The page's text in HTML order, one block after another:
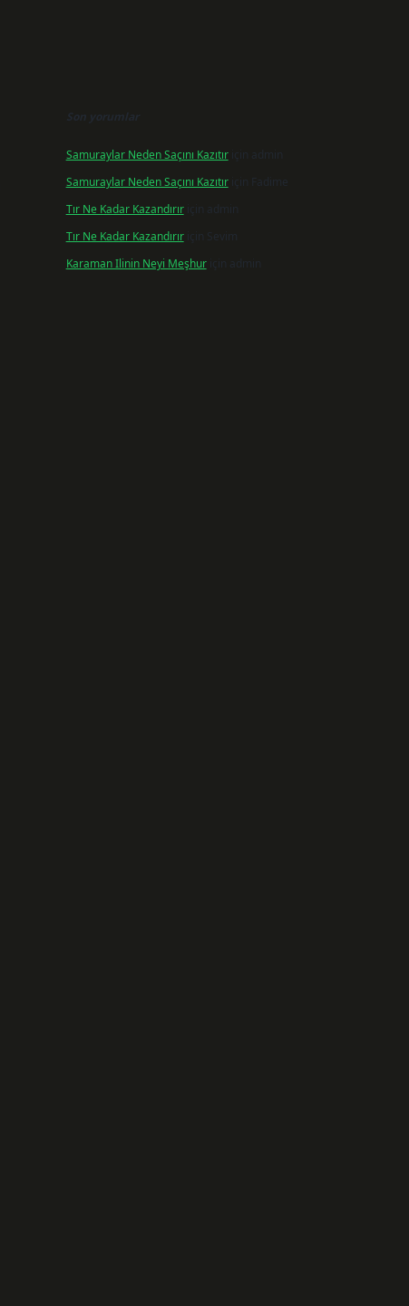
Son yorumlar
Samuraylar Neden Saçını Kazıtıriçin
admin
Samuraylar Neden Saçını Kazıtıriçin
Fadime
Tır Ne Kadar Kazandırıriçin
admin
Tır Ne Kadar Kazandırıriçin Sevim
Karaman Ilinin Neyi Meşhuriçin admin